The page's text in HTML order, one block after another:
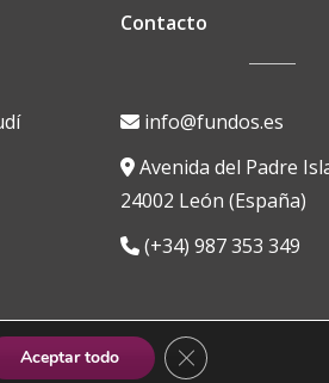
Contacto
info@fundos.es
Avenida del Padre
24002 León (España)
(+34) 987 353 349
Aceptar todo CERRAR EL